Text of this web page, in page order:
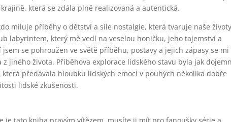
která se zdála plně realizovaná a autentická.
miluje příběhy o dětství a síle nostalgie, která tvaruje naše
labyrintem, který mě vedl na veselou honičku, jeho tajemství a
se pohroužen ve světě příběhu, postavy a jejich zápasy se mi
jiného života. Příběhova explorace lidského stavu byla jak
předávala hloubku lidských emocí v pouhých několika dobře
lidské zkušenosti.